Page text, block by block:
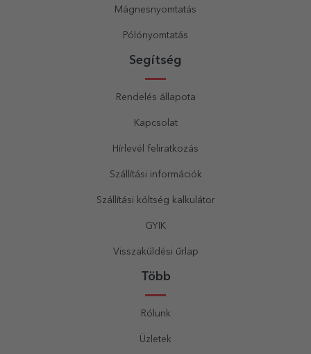
Mágnesnyomtatás
Pólónyomtatás
Segítség
Rendelés állapota
Kapcsolat
Hírlevél feliratkozás
Szállítási információk
Szállítási költség kalkulátor
GYIK
Visszaküldési űrlap
Több
Rólunk
Üzletek